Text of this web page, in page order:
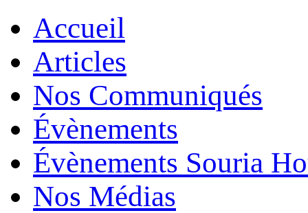
Accueil
Articles
Nos Communiqués
Évènements
Évènements Souria
Nos Médias